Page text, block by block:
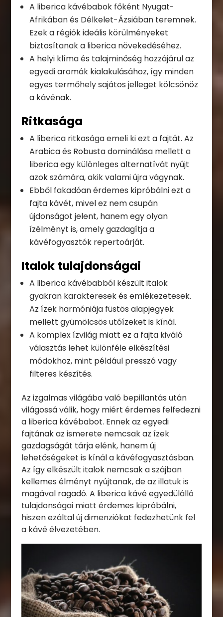
A liberica kávébabok főként Nyugat-
Afrikában és Délkelet-Ázsiában teremnek.
Ezek a régiók ideális körülményeket
biztosítanak a liberica növekedéséhez.
A helyi klíma és talajminőség hozzájárul az
egyedi aromák kialakulásához, így minden
egyes termőhely sajátos jelleget kölcsönöz
a kávénak.
Ritkasága
A liberica ritkasága emeli ki ezt a fajtát. Az
Arabica és Robusta dominálása mellett a
liberica egy különleges alternatívát nyújt
azok számára, akik valami újra vágynak.
Ebből fakadóan érdemes kipróbálni ezt a
fajta kávét, mivel ez nem csupán
újdonságot jelent, hanem egy olyan
ízélményt is, amely gazdagítja a
kávéfogyasztók repertoárját.
Italok tulajdonságai
A liberica kávébabból készült italok
gyakran karakteresek és emlékezetesek.
Az ízek harmóniája füstös alapjegyek
mellett gyümölcsös utóízeket is kínál.
A komplex ízvilág miatt ez a fajta kiváló
választás lehet különféle elkészítési
módokhoz, mint például presszó vagy
filteres készítés.
Az izgalmas világába való bepillantás után
világossá válik, hogy miért érdemes felfedezni
a liberica kávébabot. Ennek az egyedi
fajtának az ismerete nemcsak az ízek
gazdagságát tárja elénk, hanem új
lehetőségeket is kínál a kávéfogyasztásban.
Az így elkészült italok nemcsak a szájban
kellemes élményt nyújtanak, de az illatuk is
magával ragadó. A liberica kávé egyedülálló
tulajdonságai miatt érdemes kipróbálni,
hiszen ezáltal új dimenziókat fedezhetünk fel
a kávé élvezetében.